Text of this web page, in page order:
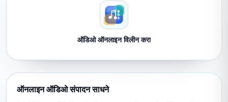
ऑडिओ ऑनलाइन विलीन करा
ऑनलाइन ऑडिओ संपादन साधने